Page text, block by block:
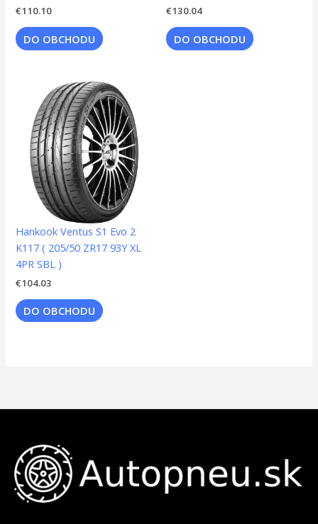
€110.10
DO OBCHODU
€130.04
DO OBCHODU
Hankook Ventus S1 Evo 2
K117 ( 205/50 ZR17 93Y XL
4PR SBL )
€104.03
DO OBCHODU